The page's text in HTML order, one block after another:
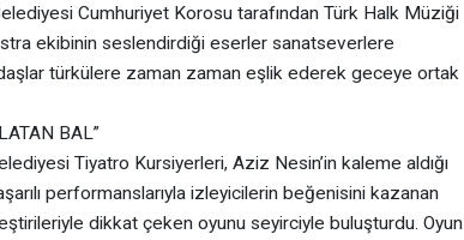
Cumhuriyet Korosu tarafından Türk Halk Müziği
ekibinin seslendirdiği eserler sanatseverlere
türkülere zaman zaman eşlik ederek geceye ortak
BAL”
Tiyatro Kursiyerleri, Aziz Nesin’in kaleme aldığı
performanslarıyla izleyicilerin beğenisini kazanan
dikkat çeken oyunu seyirciyle buluşturdu. Oyun